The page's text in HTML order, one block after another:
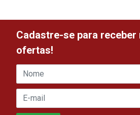
Cadastre-se para receber
ofertas!